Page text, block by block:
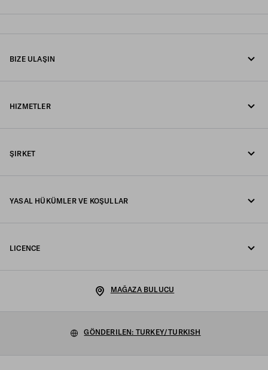
BIZE ULAŞIN
HIZMETLER
Siparişinizi takip edin
ŞIRKET
YASAL HÜKÜMLER VE KOŞULLAR
LICENCE
MAĞAZA BULUCU
GÖNDERILEN: TURKEY/TURKISH